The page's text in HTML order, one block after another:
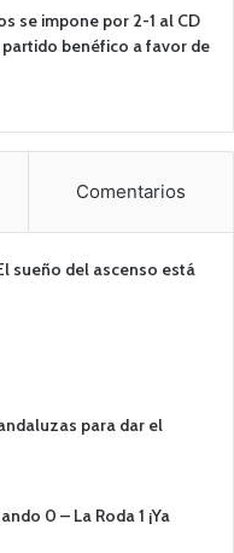
se impone por 2-1 al CD
benéfico a favor de
Comentarios
sueño del ascenso está
para dar el
0 – La Roda 1 ¡Ya